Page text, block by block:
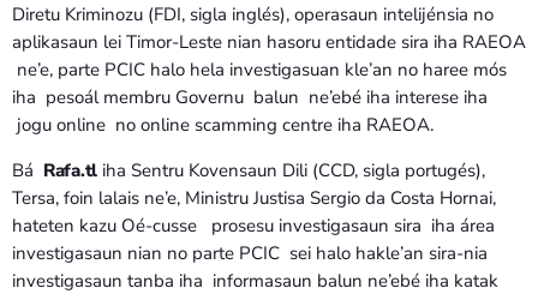
Diretu Kriminozu (FDI, sigla inglés), operasaun intelijénsia no
aplikasaun lei Timor-Leste nian hasoru entidade sira iha RAEOA
ne’e, parte PCIC halo hela investigasuan kle’an no haree mós
iha pesoál membru Governu balun ne’ebé iha interese iha
jogu online no online scamming centre iha RAEOA.
Bá Rafa.tliha Sentru Kovensaun Dili (CCD, sigla portugés),
Tersa, foin lalais ne’e, Ministru Justisa Sergio da Costa Hornai,
hateten kazu Oé-cusse prosesu investigasaun sira iha área
investigasaun nian no parte PCIC sei halo hakle’an sira-nia
investigasaun tanba iha informasaun balun ne’ebé iha katak